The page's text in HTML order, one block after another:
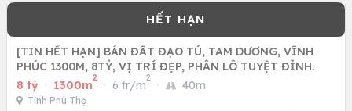
[TIN HẾT HẠN] BÁN ĐẤT ĐẠO TÚ, TAM DƯƠNG, VĨNH
PHÚC 1300M, 8TỶ, VỊ TRÍ ĐẸP, PHÂN LÔ TUYỆT ĐỈNH.
8 tỷ · 1300m
2
· 6 tr/m
2
· 40m
Tỉnh Phú Thọ